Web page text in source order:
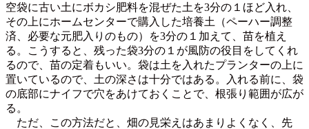
空袋に古い土にボカシ肥料を混ぜた土を3分の１ほど入れ、
その上にホームセンターで購入した培養土（ペーハー調整
済、必要な元肥入りのもの）を3分の１加えて、苗を植え
る。こうすると、残った袋3分の１が風防の役目をしてくれ
るので、苗の定着もいい。袋は土を入れたプランターの上に
置いているので、土の深さは十分ではある。入れる前に、袋
の底部にナイフで穴をあけておくことで、根張り範囲が広が
る。
ただ、この方法だと、畑の見栄えはあまりよくなく、先